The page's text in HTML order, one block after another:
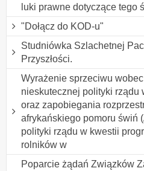
luki prawne dotyczące tego
"Dołącz do KOD-u"
Studniówka Szlachetnej
Przyszłości.
Wyrażenie sprzeciwu
nieskutecznej polityki rządu
oraz zapobiegania
afrykańskiego pomoru świń
polityki rządu w kwestii
rolników w
Poparcie żądań Związków